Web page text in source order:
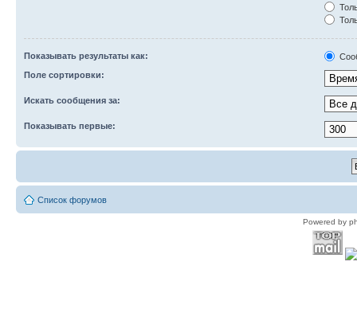
Показывать результаты как:
Поле сортировки:
Искать сообщения за:
Показывать первые:
Список форумов
Powered by